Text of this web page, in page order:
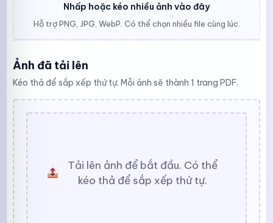
Nhấp hoặc kéo nhiều ảnh vào đây
Hỗ trợ PNG, JPG, WebP. Có thể chọn nhiều file cùng lúc.
Ảnh đã tải lên
Kéo thả để sắp xếp thứ tự. Mỗi ảnh sẽ thành 1 trang PDF.
Tải lên ảnh để bắt đầu. Có thể
kéo thả để sắp xếp thứ tự.